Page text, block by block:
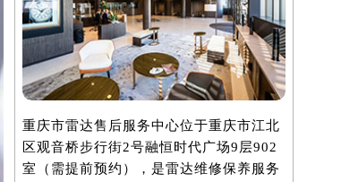
重庆市雷达售后服务中心位于重庆市江北
区观音桥步行街2号融恒时代广场9层902
室（需提前预约），是雷达维修保养服务